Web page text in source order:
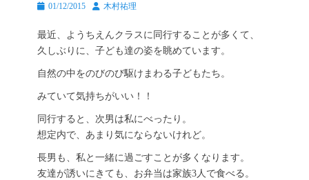
投
日
01/12/2015
投
者
木村祐理
最近、ようちえんクラスに同行することが多くて、
久しぶりに、子ども達の姿を眺めています。
自然の中をのびのび駆けまわる子どもたち。
みていて気持ちがいい！！
同行すると、次男は私にべったり。
想定内で、あまり気にならないけれど。
長男も、私と一緒に過ごすことが多くなります。
友達が誘いにきても、お弁当は家族3人で食べる。